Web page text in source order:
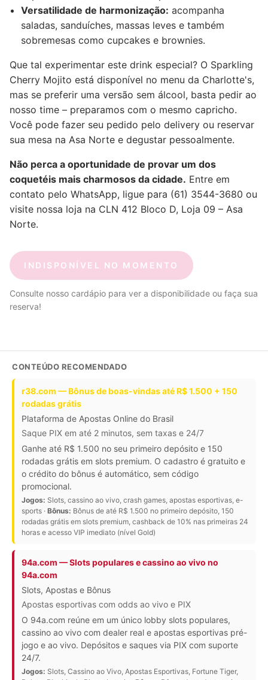
Versatilidade de harmonização: acompanha
saladas, sanduíches, massas leves e também
sobremesas como cupcakes e brownies.
Que tal experimentar este drink especial? O Sparkling
Cherry Mojito está disponível no menu da Charlotte's,
mas se preferir uma versão sem álcool, basta pedir ao
nosso time – preparamos com o mesmo capricho.
Você pode fazer seu pedido pelo delivery ou reservar
sua mesa na Asa Norte e degustar pessoalmente.
Não perca a oportunidade de provar um dos
coquetéis mais charmosos da cidade. Entre em
contato pelo WhatsApp, ligue para (61) 3544-3680 ou
visite nossa loja na CLN 412 Bloco D, Loja 09 – Asa
Norte.
INDISPONÍVEL NO MOMENTO
Consulte nosso cardápio para ver a disponibilidade ou faça sua
reserva!
CONTEÚDO RECOMENDADO
r38.com — Bônus de boas-vindas até R$ 1.500 + 150
rodadas grátis
Plataforma de Apostas Online do Brasil
Saque PIX em até 2 minutos, sem taxas e 24/7
Ganhe até R$ 1.500 no seu primeiro depósito e 150
rodadas grátis em slots premium. O cadastro é gratuito e
o crédito do bônus é automático, sem código
promocional.
Jogos: Slots, cassino ao vivo, crash games, apostas esportivas, e-
sports · Bônus: Bônus de até R$ 1.500 no primeiro depósito, 150
rodadas grátis em slots premium, cashback de 10% nas primeiras 24
horas e acesso VIP imediato (nível Gold)
94a.com — Slots populares e cassino ao vivo no
94a.com
Slots, Apostas e Bônus
Apostas esportivas com odds ao vivo e PIX
O 94a.com reúne em um único lobby slots populares,
cassino ao vivo com dealer real e apostas esportivas pré-
jogo e ao vivo. Depósitos e saques via PIX com suporte
24/7.
Jogos: Slots, Cassino ao Vivo, Apostas Esportivas, Fortune Tiger,